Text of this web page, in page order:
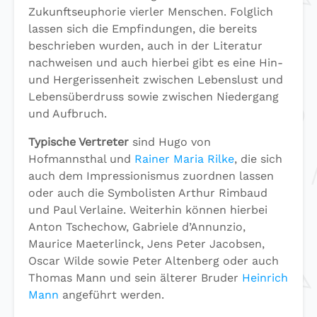
Zukunftseuphorie vierler Menschen. Folglich
lassen sich die Empfindungen, die bereits
beschrieben wurden, auch in der Literatur
nachweisen und auch hierbei gibt es eine Hin-
und Hergerissenheit zwischen Lebenslust und
Lebensüberdruss sowie zwischen Niedergang
und Aufbruch.
Typische Vertreter sind Hugo von
Hofmannsthal und Rainer Maria Rilke, die sich
auch dem Impressionismus zuordnen lassen
oder auch die Symbolisten Arthur Rimbaud
und Paul Verlaine. Weiterhin können hierbei
Anton Tschechow, Gabriele d’Annunzio,
Maurice Maeterlinck, Jens Peter Jacobsen,
Oscar Wilde sowie Peter Altenberg oder auch
Thomas Mann und sein älterer Bruder Heinrich
Mann angeführt werden.